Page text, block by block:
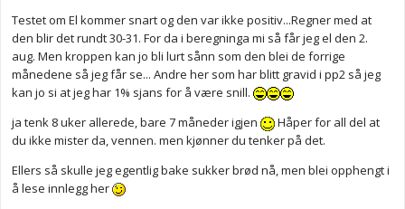
Testet om El kommer snart og den var ikke positiv...Regner med at
den blir det rundt 30-31. For da i beregninga mi så får jeg el den 2.
aug. Men kroppen kan jo bli lurt sånn som den blei de forrige
månedene så jeg får se... Andre her som har blitt gravid i pp2 så jeg
kan jo si at jeg har 1% sjans for å være snill.
ja tenk 8 uker allerede, bare 7 måneder igjen
Håper for all del at
du ikke mister da, vennen. men kjønner du tenker på det.
Ellers så skulle jeg egentlig bake sukker brød nå, men blei opphengt i
å lese innlegg her